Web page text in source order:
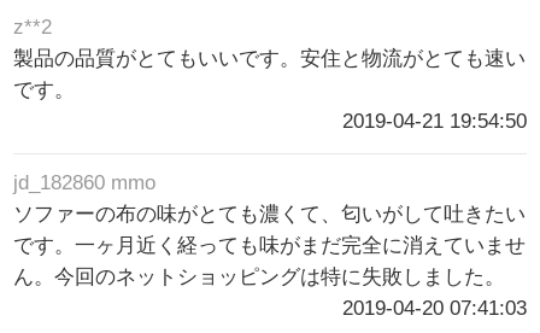
z**2
製品の品質がとてもいいです。安住と物流がとても速い
です。
2019-04-21 19:54:50
jd_182860 mmo
ソファーの布の味がとても濃くて、匂いがして吐きたい
です。一ヶ月近く経っても味がまだ完全に消えていませ
ん。今回のネットショッピングは特に失敗しました。
2019-04-20 07:41:03